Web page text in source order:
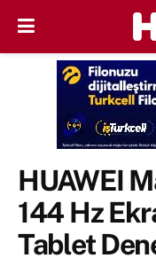
HUAWEI
144 Hz
Tablet